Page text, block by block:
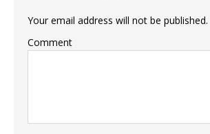
Your email address will not be published.
Comment